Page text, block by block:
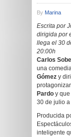
By Marina
Escrita por
dirigida por
llega el 30
20:00h
Carlos
una
Gómez y
Pardo y
30 de julio
Producida
inteligente